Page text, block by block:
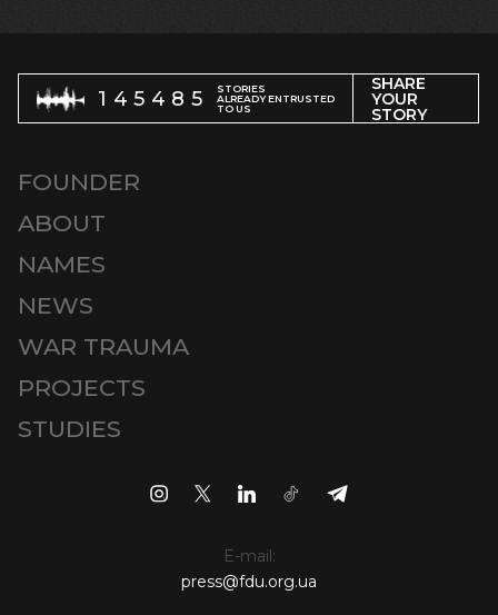
145485
STORIES
ALREADY ENTRUSTED
TO US
SHARE
YOUR
STORY
FOUNDER
ABOUT
NAMES
NEWS
WAR TRAUMA
PROJECTS
STUDIES
E-mail:
press@fdu.org.ua